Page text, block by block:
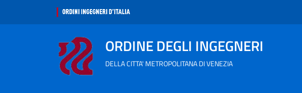
ORDINE DEGLI INGEGNERI
DELLA CITTA' METROPOLITANA DI VENEZIA